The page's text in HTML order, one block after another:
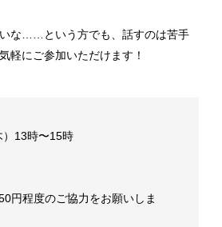
な……という方でも、話すのは苦手
軽にご参加いただけます！
13時〜15時
円程度のご協力をお願いしま